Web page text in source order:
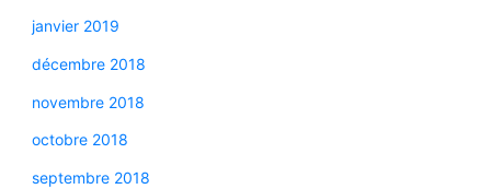
janvier 2019
décembre 2018
novembre 2018
octobre 2018
septembre 2018